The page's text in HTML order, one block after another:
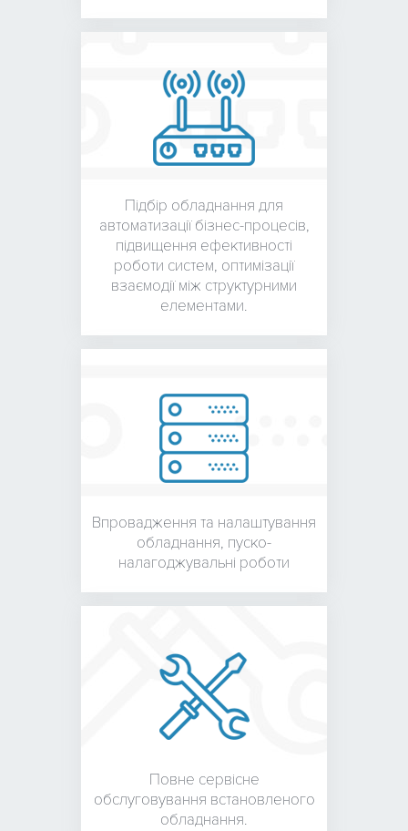
Підбір обладнання для
автоматизації бізнес-процесів,
підвищення ефективності
роботи систем, оптимізації
взаємодії між структурними
елементами.
Впровадження та налаштування
обладнання, пуско-
налагоджувальні роботи
Повне сервісне
обслуговування встановленого
обладнання.